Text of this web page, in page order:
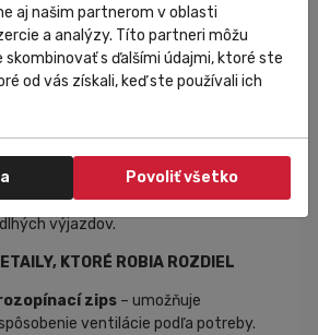
tlaku.
PRIEDUŠNOSŤ A REGULÁCIA
ventilácie
vlhkosti– eliminuje pocit
vysokom tempe.
ochranou– blokujú škodlivé slnečné
výjazdov.
KTORÉ ROBIA ROZDIEL
zips – umožňuje
ventilácie podľa potreby.
aj našim partnerom v oblasti
a analýzy. Títo partneri môžu
s ďalšími údajmi, ktoré ste
od vás získali, keď ste používali ich
Povoliť všetko